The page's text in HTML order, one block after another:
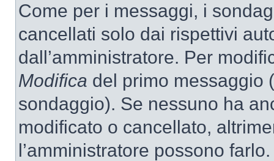
Come per i messaggi, i
cancellati solo dai rispettivi
dall’amministratore. Per
Modifica del primo messaggio
sondaggio). Se nessuno ha
modificato o cancellato,
l’amministratore possono